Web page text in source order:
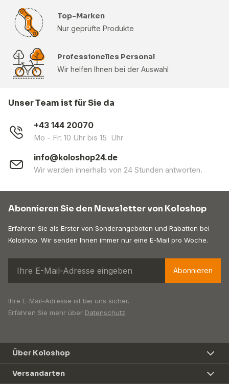
Top-Marken
Nur geprüfte Produkte
Professionelles Personal
Wir helfen Ihnen bei der Auswahl
Unser Team ist für Sie da
+43 144 20070
Mo - Fr: 10 Uhr bis 15 Uhr
info@koloshop24.de
Wir werden innerhalb von 24 Stunden antworten.
Abonnieren Sie den Newsletter von Koloshop
Erfahren Sie als Erster von Sonderangeboten und Rabatten bei
Koloshop. Wir senden Ihnen immer nur eine E-Mail pro Woche.
Abonnieren
Ihre E-Mail-Adresse ist bei uns sicher.
Erfahren Sie mehr über Datenschutz.
Über Koloshop
Versandarten